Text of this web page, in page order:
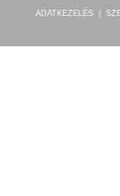
ADATKEZELÉS